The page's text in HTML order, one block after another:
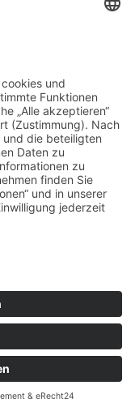
Teeladen Lauf